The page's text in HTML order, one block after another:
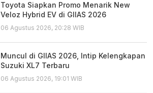
Toyota Siapkan Promo Menarik New
Veloz Hybrid EV di GIIAS 2026
06 Agustus 2026, 20:28 WIB
Muncul di GIIAS 2026, Intip Kelengkapan
Suzuki XL7 Terbaru
06 Agustus 2026, 19:01 WIB